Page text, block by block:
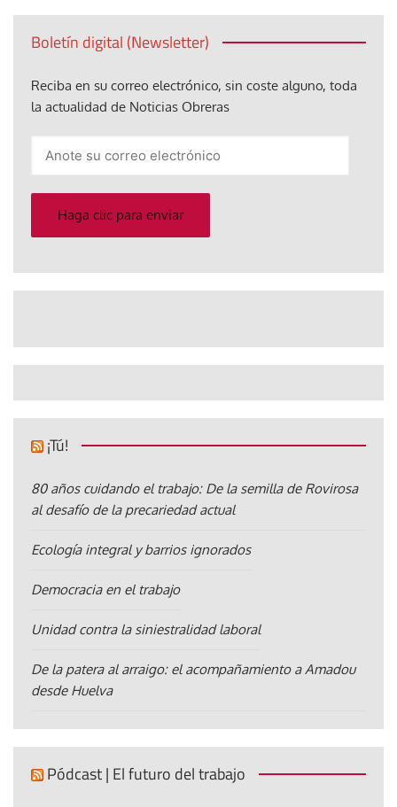
Boletín digital (Newsletter)
Reciba en su correo electrónico, sin coste alguno, toda
la actualidad de Noticias Obreras
electrónico
Haga clic para enviar
¡Tú!
80 años cuidando el trabajo: De la semilla de Rovirosa
al desafío de la precariedad actual
Ecología integral y barrios ignorados
Democracia en el trabajo
Unidad contra la siniestralidad laboral
De la patera al arraigo: el acompañamiento a Amadou
desde Huelva
Pódcast | El futuro del trabajo